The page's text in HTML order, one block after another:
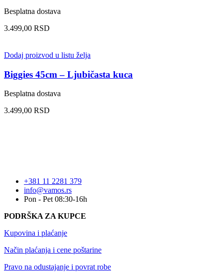
Besplatna dostava
3.499,00 RSD
Dodaj proizvod u listu želja
Biggies 45cm – Ljubičasta kuca
Besplatna dostava
3.499,00 RSD
+381 11 2281 379
info@vamos.rs
Pon - Pet 08:30-16h
PODRŠKA ZA KUPCE
Kupovina i plaćanje
Način plaćanja i cene poštarine
Pravo na odustajanje i povrat robe